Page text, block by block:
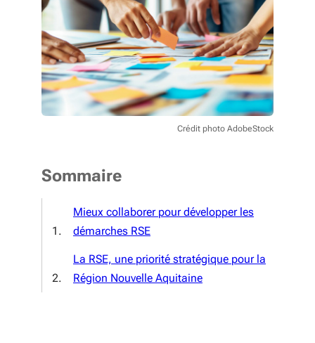
Crédit photo AdobeStock
Sommaire
Mieux collaborer pour développer les
démarches RSE
La RSE, une priorité stratégique pour la
Région Nouvelle Aquitaine